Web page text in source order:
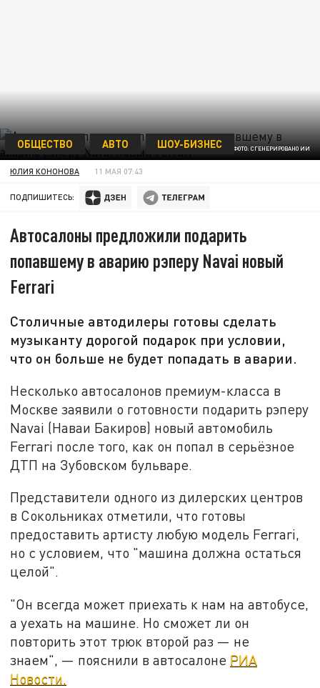
ФОТО: СГЕНЕРИРОВАНО ИИ
ОБЩЕСТВО АВТО ШОУ-БИЗНЕС
ЮЛИЯ КОНОНОВА 11 МАЯ 07:43
ПОДПИШИТЕСЬ:
Автосалоны предложили подарить
попавшему в аварию рэперу Navai новый
Ferrari
Столичные автодилеры готовы сделать
музыканту дорогой подарок при условии,
что он больше не будет попадать в аварии.
Несколько автосалонов премиум-класса в
Москве заявили о готовности подарить рэперу
Navai (Наваи Бакиров) новый автомобиль
Ferrari после того, как он попал в серьёзное
ДТП на Зубовском бульваре.
Представители одного из дилерских центров
в Сокольниках отметили, что готовы
предоставить артисту любую модель Ferrari,
но с условием, что "машина должна остаться
целой".
"Он всегда может приехать к нам на автобусе,
а уехать на машине. Но сможет ли он
повторить этот трюк второй раз — не
знаем", — пояснили в автосалоне РИА
Новости.